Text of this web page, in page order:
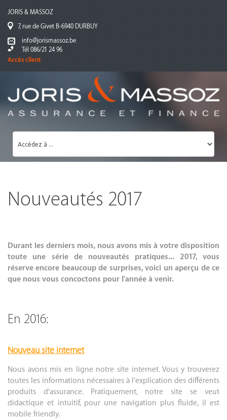
JORIS & MASSOZ
7, rue de Givet B-6940 DURBUY
info@jorismassoz.be
Tél 086/21 24 96
Accès client
Nouveautés 2017
Durant les derniers mois, nous avons mis à votre disposition
toute une série de nouveautés pratiques... 2017, vous
réserve encore beaucoup de surprises, voici un aperçu de ce
que nous vous concoctons pour l'année à venir.
En 2016:
Nouveau site internet
Nous avons mis en ligne notre site internet. Vous y trouverez
toutes les informations nécessaires à l'explication des différents
produits d'assurance. Pratiquement, notre site se veut
didactique et intuitif, pour une navigation plus fluide, il est
mobile friendly.